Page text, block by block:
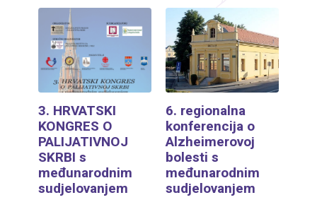
3. HRVATSKI
KONGRES O
PALIJATIVNOJ
SKRBI s
međunarodnim
sudjelovanjem
6. regionalna
konferencija o
Alzheimerovoj
bolesti s
međunarodnim
sudjelovanjem